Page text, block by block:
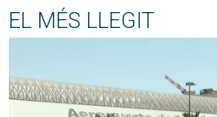
EL MÉS LLEGIT